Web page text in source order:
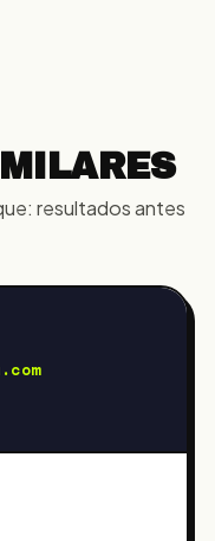
resultados antes